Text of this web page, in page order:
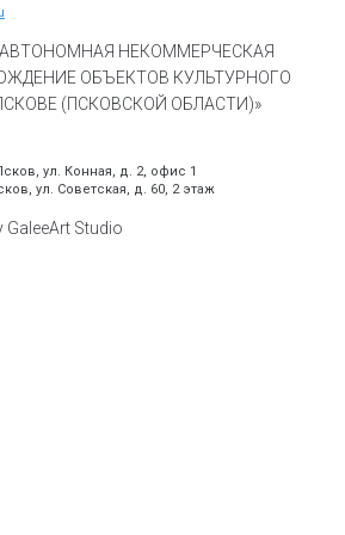
АВТОНОМНАЯ НЕКОММЕРЧЕСКАЯ
ОБЪЕКТОВ КУЛЬТУРНОГО
(ПСКОВСКОЙ ОБЛАСТИ)»
ул. Конная, д. 2, офис 1
ул. Советская, д. 60, 2 этаж
GaleeArt Studio